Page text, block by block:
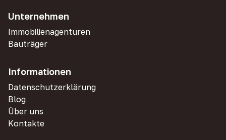
Unternehmen
Immobilienagenturen
Bauträger
Informationen
Datenschutzerklärung
Blog
Über uns
Kontakte